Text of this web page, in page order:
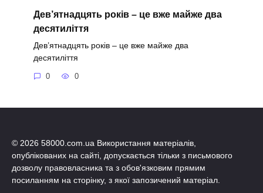
Дев’ятнадцять років – це вже майже два
десятиліття
Дев’ятнадцять років – це вже майже два
десятиліття
0 0
© 2026 58000.com.ua Використання матеріалів,
опублікованих на сайті, допускається тільки з письмового
дозволу правовласника та з обов'язковим прямим
посиланням на сторінку, з якої запозичений матеріал.